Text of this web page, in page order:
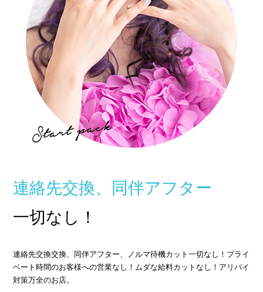
› 他店とのお給料比較
› 他店との考え方比較
› 他店との待遇の比較
› 他店との送りの比較
› VIVIDCREW十三本店
› VIVIDCREW梅田堂山店
› VIVIDCREWマダム梅田店
› VIVIDCREW Pink Party Paradise
お給料・待遇・環境
› 完全自由出勤制
› 託児所代金全額負担
連絡先交換、同伴アフター
一切なし！
連絡先交換交換、同伴アフター、ノルマ待機カット一切なし！プライ
ベート時間のお客様への営業なし！ムダな給料カットなし！アリバイ
対策万全のお店。